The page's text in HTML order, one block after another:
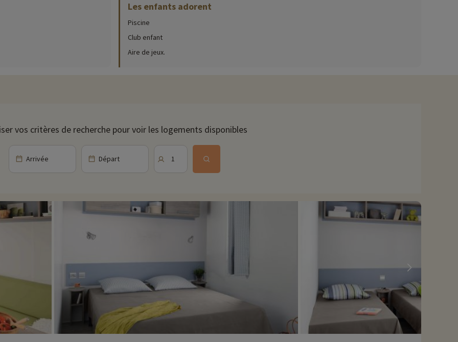
Les enfants adorent
Piscine
Club enfant
Aire de jeux.
vos critères de recherche pour voir les logements disponibles
Arrivée Départ 1